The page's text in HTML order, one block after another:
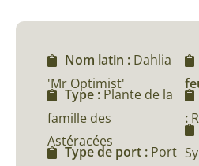
Nom latin : Dahlia
'Mr Optimist'
Type : Plante de la
famille des
Astéracées
Type de port : Port
: